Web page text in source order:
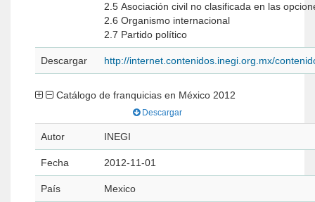
2.5 Asociación civil no clasificada en las
2.6 Organismo internacional
2.7 Partido político
Descargar http://internet.contenidos.inegi.org.mx/
Catálogo de franquicias en México 2012
Descargar
Autor INEGI
Fecha 2012-11-01
País Mexico